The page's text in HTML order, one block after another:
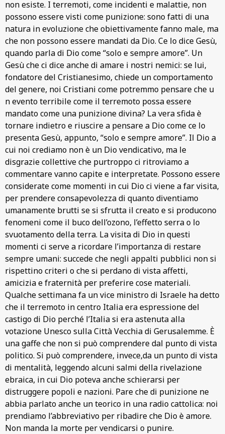
non esiste. I terremoti, come incidenti e malattie, non
possono essere visti come punizione: sono fatti di una
natura in evoluzione che obiettivamente fanno male, ma
che non possono essere mandati da Dio. Ce lo dice Gesù,
quando parla di Dio come “solo e sempre amore”. Un
Gesù che ci dice anche di amare i nostri nemici: se lui,
fondatore del Cristianesimo, chiede un comportamento
del genere, noi Cristiani come potremmo pensare che u
n evento terribile come il terremoto possa essere
mandato come una punizione divina? La vera sfida è
tornare indietro e riuscire a pensare a Dio come ce lo
presenta Gesù, appunto, “solo e sempre amore”. Il Dio a
cui noi crediamo non è un Dio vendicativo, ma le
disgrazie collettive che purtroppo ci ritroviamo a
commentare vanno capite e interpretate. Possono essere
considerate come momenti in cui Dio ci viene a far visita,
per prendere consapevolezza di quanto diventiamo
umanamente brutti se si sfrutta il creato e si producono
fenomeni come il buco dell’ozono, l’effetto serra o lo
svuotamento della terra. La visita di Dio in questi
momenti ci serve a ricordare l’importanza di restare
sempre umani: succede che negli appalti pubblici non si
rispettino criteri o che si perdano di vista affetti,
amicizia e fraternità per preferire cose materiali.
Qualche settimana fa un vice ministro di Israele ha detto
che il terremoto in centro Italia era espressione del
castigo di Dio perché l’Italia si era astenuta alla
votazione Unesco sulla Città Vecchia di Gerusalemme. È
una gaffe che non si può comprendere dal punto di vista
politico. Si può comprendere, invece,da un punto di vista
di mentalità, leggendo alcuni salmi della rivelazione
ebraica, in cui Dio poteva anche schierarsi per
distruggere popoli e nazioni. Pare che di punizione ne
abbia parlato anche un teorico in una radio cattolica: noi
prendiamo l’abbreviativo per ribadire che Dio è amore.
Non manda la morte per vendicarsi o punire.